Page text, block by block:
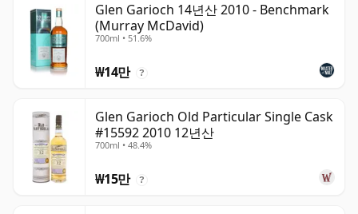
Glen Garioch 14년산 2010 - Benchmark
(Murray McDavid)
700ml • 51.6%
₩14만 ?
Glen Garioch Old Particular Single Cask
#15592 2010 12년산
700ml • 48.4%
₩15만 ?